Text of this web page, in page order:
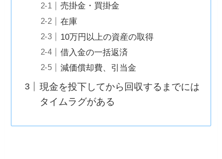
売掛金・買掛金
在庫
10万円以上の資産の取得
借入金の一括返済
減価償却費、引当金
現金を投下してから回収するまでには
タイムラグがある